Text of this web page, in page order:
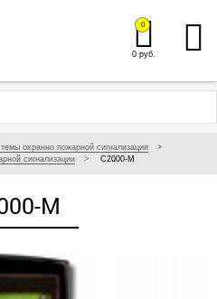
0
0 руб.
охранно пожарной сигнализации
сигнализации
С2000-М
М